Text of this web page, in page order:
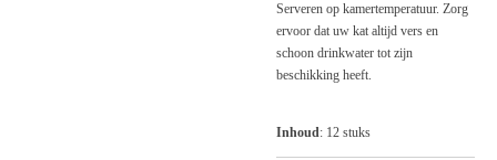
Serveren op kamertemperatuur. Zorg
ervoor dat uw kat altijd vers en
schoon drinkwater tot zijn
beschikking heeft.
Inhoud: 12 stuks